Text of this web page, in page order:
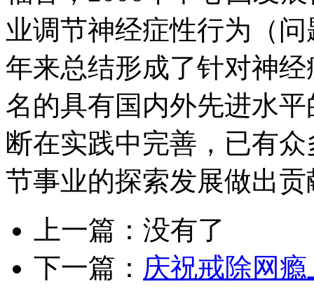
业调节神经症性行为（
年来总结形成了针对神
名的具有国内外先进水
断在实践中完善，已有
节事业的探索发展做出贡
上一篇：没有了
下一篇： 庆祝戒除网